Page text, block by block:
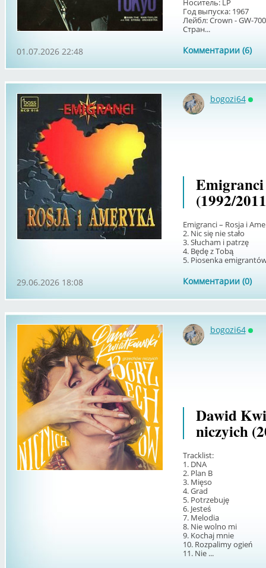
Носитель: LP
Год выпуска: 1967
Лейбл: Crown - GW-
Стран...
Комментарии (6)
01.07.2026 22:48
bogozi64
(1992/
Emigranci – Rosja i
2. Nic się nie stało
3. Słucham i patrzę
4. Będę z Tobą
5. Piosenka
Комментарии (0)
29.06.2026 18:08
bogozi64
Dawid
niczyich
Tracklist:
1. DNA
2. Plan B
3. Mięso
4. Grad
5. Potrzebuję
6. Jesteś
7. Melodia
8. Nie wolno mi
9. Kochaj mnie
10. Rozpalimy ogień
11. Nie ...